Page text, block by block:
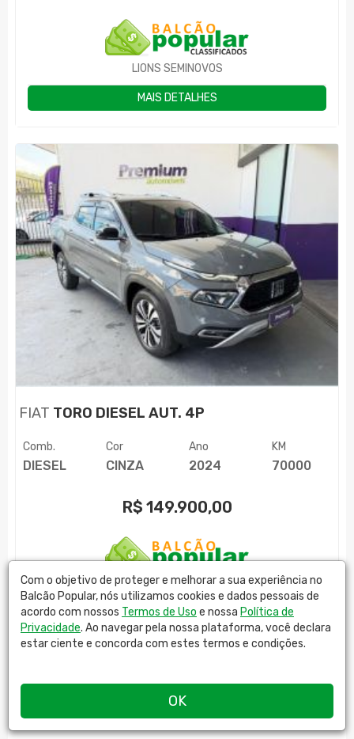
LIONS SEMINOVOS
MAIS DETALHES
FIAT TORO DIESEL AUT. 4P
Comb.
DIESEL
Cor
CINZA
Ano
2024
KM
70000
R$ 149.900,00
PREMIUM AUTOMÓVEIS
MAIS DETALHES
(current)
Com o objetivo de proteger e melhorar a sua experiência no
Balcão Popular, nós utilizamos cookies e dados pessoais de
acordo com nossos Termos de Uso e nossa Política de
Privacidade. Ao navegar pela nossa plataforma, você declara
estar ciente e concorda com estes termos e condições.
OK